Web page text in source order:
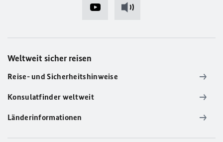
Weltweit sicher reisen
Reise- und Sicherheitshinweise
Konsulatfinder weltweit
Länderinformationen